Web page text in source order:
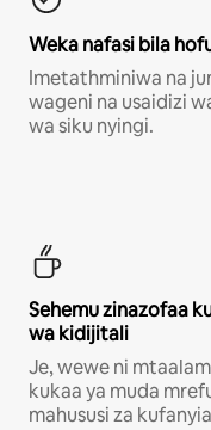
Weka nafasi bila
Imetathminiwa na
wageni na usaidizi
wa siku nyingi.
Sehemu zinazofaa
wa kidijitali
Je, wewe ni
kukaa ya muda
mahususi za